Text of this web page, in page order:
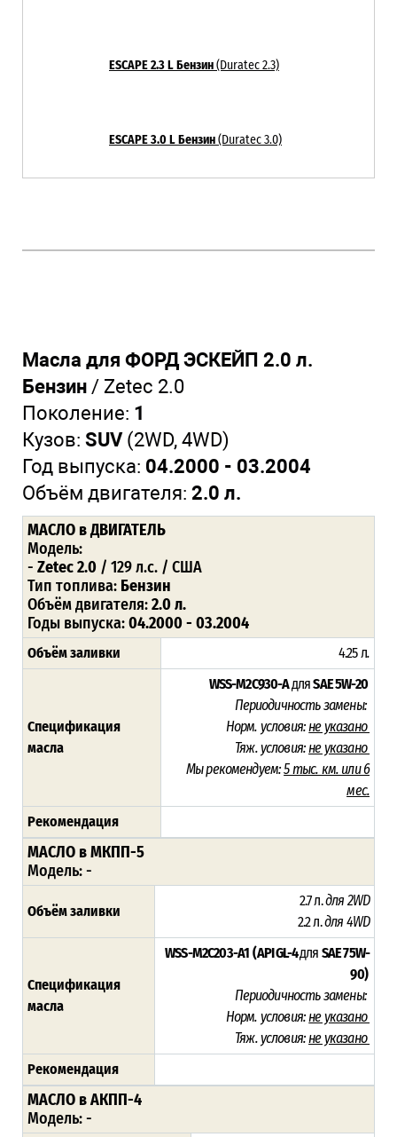
ESCAPE 2.3 L Бензин(Duratec 2.3)
ESCAPE 3.0 L Бензин(Duratec 3.0)
Масла для ФОРД ЭСКЕЙП 2.0 л.
Бензин / Zetec 2.0
Поколение: 1
Кузов: SUV (2WD, 4WD)
Год выпуска: 04.2000 - 03.2004
Объём двигателя: 2.0 л.
МАСЛО в ДВИГАТЕЛЬ
Модель:
- Zetec 2.0 / 129 л.с. / США
Тип топлива: Бензин
Объём двигателя:2.0 л.
Годы выпуска:04.2000 - 03.2004
Объём заливки 4.25 л.
Спецификация
масла
WSS-M2C930-AдляSAE 5W-20
Периодичность замены:
Норм. условия:не указано
Тяж. условия:не указано
Мы рекомендуем:5 тыс. км. или 6
мес.
Рекомендация
МАСЛО в МКПП-5
Модель: -
Объём заливки
2.7 л.для 2WD
2.2 л.для 4WD
Спецификация
масла
WSS-M2C203-A1 (API GL-4для SAE 75W-
90)
Периодичность замены:
Норм. условия:не указано
Тяж. условия:не указано
Рекомендация
МАСЛО в АКПП-4
Модель: -